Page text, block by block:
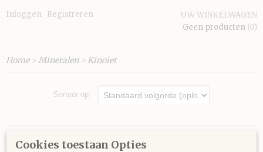
Inloggen Registreren
UW WINKELWAGEN
Geen producten (0)
Home>Mineralen > Kinoiet
Sorteer op:
Cookies toestaan Opties